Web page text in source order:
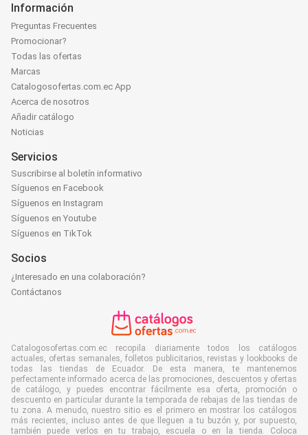
Información
Preguntas Frecuentes
Promocionar?
Todas las ofertas
Marcas
Catalogosofertas.com.ec App
Acerca de nosotros
Añadir catálogo
Noticias
Servicios
Suscribirse al boletín informativo
Síguenos en Facebook
Síguenos en Instagram
Síguenos en Youtube
Síguenos en TikTok
Socios
¿Interesado en una colaboración?
Contáctanos
Catalogosofertas.com.ec recopila diariamente todos los catálogos
actuales, ofertas semanales, folletos publicitarios, revistas y lookbooks de
todas las tiendas de Ecuador. De esta manera, te mantenemos
perfectamente informado acerca de las promociones, descuentos y ofertas
de catálogo, y puedes encontrar fácilmente esa oferta, promoción o
descuento en particular durante la temporada de rebajas de las tiendas de
tu zona. A menudo, nuestro sitio es el primero en mostrar los catálogos
más recientes, incluso antes de que lleguen a tu buzón y, por supuesto,
también puede verlos en tu trabajo, escuela o en la tienda. Coloca